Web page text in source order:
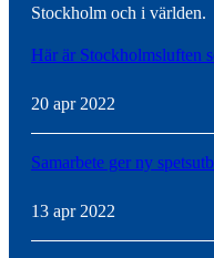
Stockholm och i världen.
Här är Stockholmsluften
20 apr 2022
Samarbete ger ny
13 apr 2022